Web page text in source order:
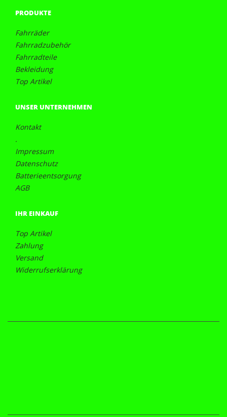
PRODUKTE
Fahrräder
Fahrradzubehör
Fahrradteile
Bekleidung
Top Artikel
UNSER UNTERNEHMEN
Kontakt
.
Impressum
Datenschutz
Batterieentsorgung
AGB
IHR EINKAUF
Top Artikel
Zahlung
Versand
Widerrufserklärung